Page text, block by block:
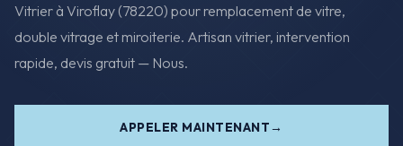
Vitrier à Viroflay (78220) pour remplacement de vitre,
double vitrage et miroiterie. Artisan vitrier, intervention
rapide, devis gratuit — Nous.
APPELER MAINTENANT